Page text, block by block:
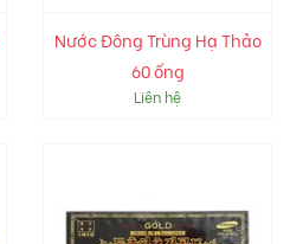
Nước Đông Trùng Hạ Thảo
60 ống
Liên hệ